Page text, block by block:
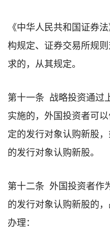
《中华人民共和国证券
构规定、证券交易所规
求的，从其规定。
第十一条 战略投资通过
实施的，外国投资者可
定的发行对象认购新股
的发行对象认购新股。
第十二条 外国投资者作
的发行对象认购新股的
办理：